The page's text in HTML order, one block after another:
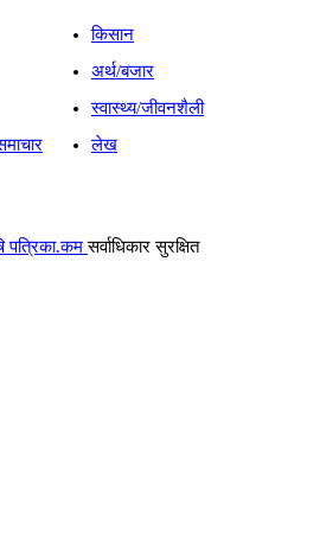
किसान
अर्थ/बजार
स्वास्थ्य/जीवनशैली
लेख
पत्रिका.कमसर्वाधिकार सुरक्षित